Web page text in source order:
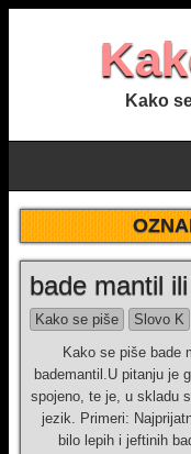
Kako
bade mantil
Kako se piše
Slovo K
Kako se piše bade
bademantil.U pitanju je
spojeno, te je, u skladu
jezik. Primeri:
bilo lepih i jeftinih